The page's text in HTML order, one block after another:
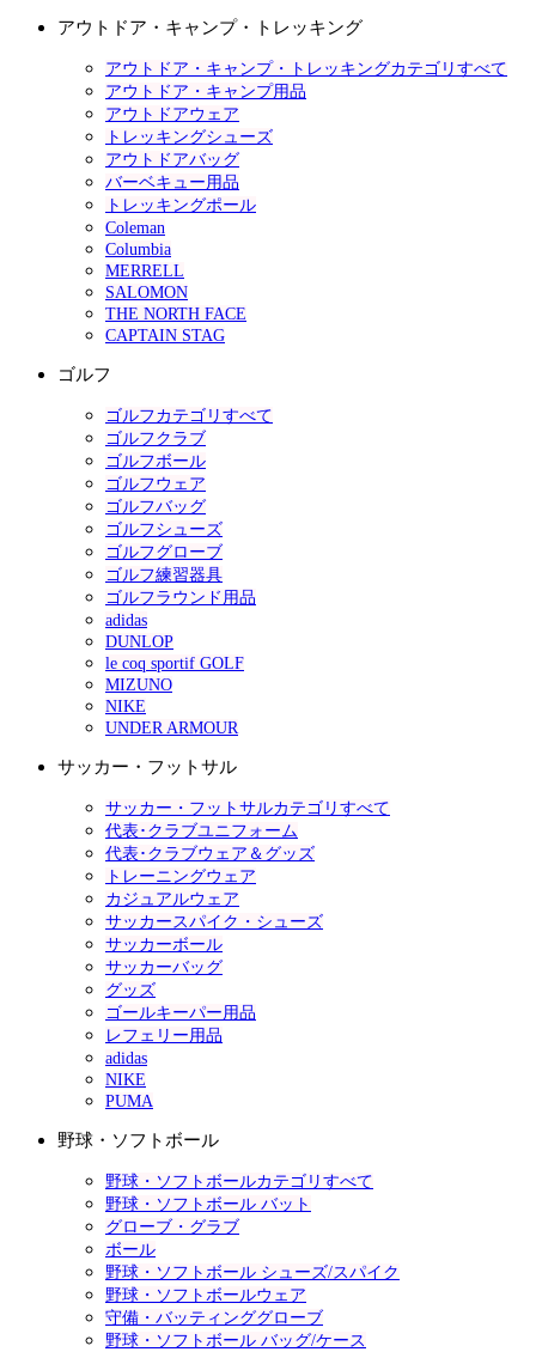
アウトドア・キャンプ・トレッキング
アウトドア・キャンプ・トレッキングカテゴリすべて
アウトドア・キャンプ用品
アウトドアウェア
トレッキングシューズ
アウトドアバッグ
バーベキュー用品
トレッキングポール
Coleman
Columbia
MERRELL
SALOMON
THE NORTH FACE
CAPTAIN STAG
ゴルフ
ゴルフカテゴリすべて
ゴルフクラブ
ゴルフボール
ゴルフウェア
ゴルフバッグ
ゴルフシューズ
ゴルフグローブ
ゴルフ練習器具
ゴルフラウンド用品
adidas
DUNLOP
le coq sportif GOLF
MIZUNO
NIKE
UNDER ARMOUR
サッカー・フットサル
サッカー・フットサルカテゴリすべて
代表･クラブユニフォーム
代表･クラブウェア＆グッズ
トレーニングウェア
カジュアルウェア
サッカースパイク・シューズ
サッカーボール
サッカーバッグ
グッズ
ゴールキーパー用品
レフェリー用品
adidas
NIKE
PUMA
野球・ソフトボール
野球・ソフトボールカテゴリすべて
野球・ソフトボール バット
グローブ・グラブ
ボール
野球・ソフトボール シューズ/スパイク
野球・ソフトボールウェア
守備・バッティンググローブ
野球・ソフトボール バッグ/ケース